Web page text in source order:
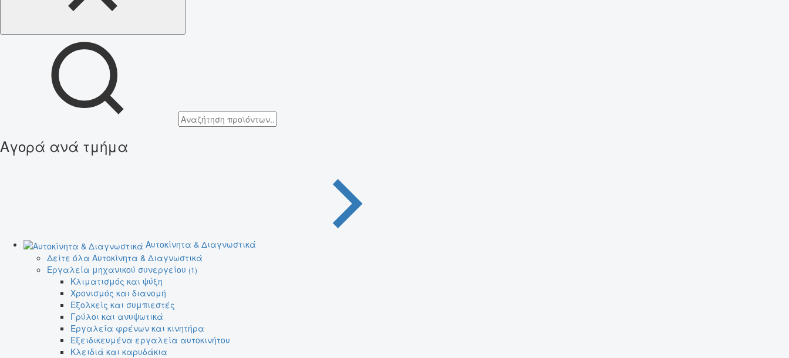
Αγορά ανά τμήμα
Αυτοκίνητα & Διαγνωστικά
Δείτε όλα Αυτοκίνητα & Διαγνωστικά
Εργαλεία μηχανικού συνεργείου (1)
Κλιματισμός και ψύξη
Χρονισμός και διανομή
Εξολκείς και συμπιεστές
Γρύλοι και ανυψωτικά
Εργαλεία φρένων και κινητήρα
Εξειδικευμένα εργαλεία αυτοκινήτου
Κλειδιά και καρυδάκια